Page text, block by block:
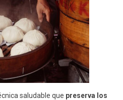
saludable que preserva los